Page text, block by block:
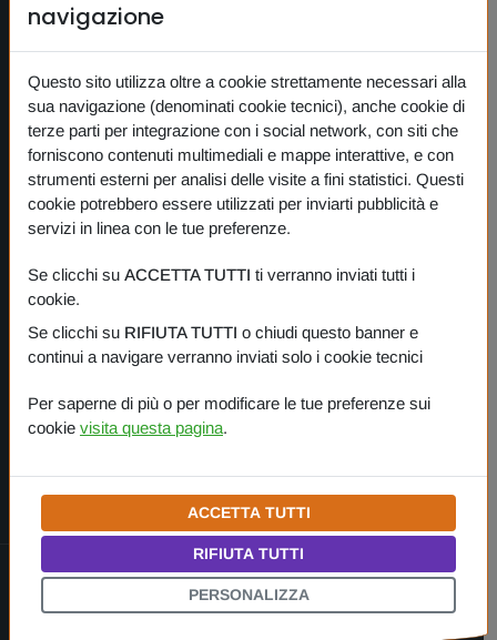
NEWS
PRIVACY
COOKIE
I nostri prodotti
One Planet
Small Gestures of Love
© 2022 — 2026 Amì Planet Srl.Tutti i diritti riservati.
navigazione
Questo sito utilizza oltre a cookie strettamente necessari alla
sua navigazione (denominati cookie tecnici), anche cookie di
terze parti per integrazione con i social network, con siti che
forniscono contenuti multimediali e mappe interattive, e con
strumenti esterni per analisi delle visite a fini statistici. Questi
cookie potrebbero essere utilizzati per inviarti pubblicità e
servizi in linea con le tue preferenze.
Se clicchi su ACCETTA TUTTI ti verranno inviati tutti i
cookie.
Se clicchi su RIFIUTA TUTTI o chiudi questo banner e
continui a navigare verranno inviati solo i cookie tecnici
Per saperne di più o per modificare le tue preferenze sui
cookie visita questa pagina.
ACCETTA TUTTI
RIFIUTA TUTTI
PERSONALIZZA